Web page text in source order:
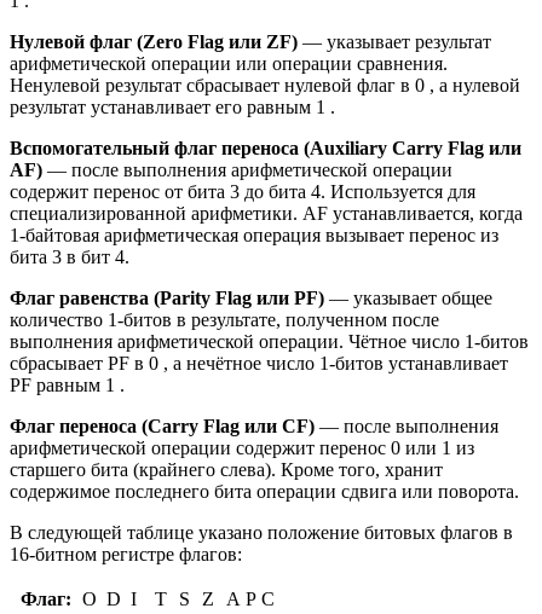
Нулевой флаг (Zero Flag или ZF) — указывает результат
арифметической операции или операции сравнения.
Ненулевой результат сбрасывает нулевой флаг в 0 , а нулевой
результат устанавливает его равным 1 .
Вспомогательный флаг переноса (Auxiliary Carry Flag или
AF) — после выполнения арифметической операции
содержит перенос от бита 3 до бита 4. Используется для
специализированной арифметики. AF устанавливается, когда
1-байтовая арифметическая операция вызывает перенос из
бита 3 в бит 4.
Флаг равенства (Parity Flag или PF) — указывает общее
количество 1-битов в результате, полученном после
выполнения арифметической операции. Чётное число 1-битов
сбрасывает PF в 0 , а нечётное число 1-битов устанавливает
PF равным 1 .
Флаг переноса (Carry Flag или CF) — после выполнения
арифметической операции содержит перенос 0 или 1 из
старшего бита (крайнего слева). Кроме того, хранит
содержимое последнего бита операции сдвига или поворота.
В следующей таблице указано положение битовых флагов в
16-битном регистре флагов:
Флаг: O D I T S Z A P C